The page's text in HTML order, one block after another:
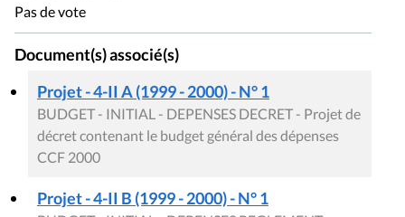
Pas de vote
Document(s) associé(s)
Projet - 4-II A (1999 - 2000) - N° 1
BUDGET - INITIAL - DEPENSES DECRET - Projet de
décret contenant le budget général des dépenses
CCF 2000
Projet - 4-II B (1999 - 2000) - N° 1